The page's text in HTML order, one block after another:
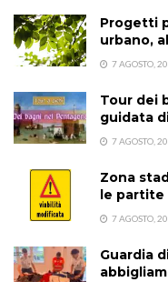
Progetti
urbano,
7 AGOSTO,
Tour dei
guidata
7 AGOSTO,
Zona
le partite
7 AGOSTO,
Guardia